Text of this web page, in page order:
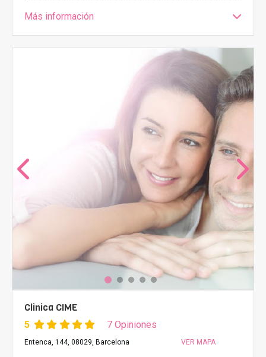
Más información
Clinica CIME
5 7 Opiniones
Entenca, 144, 08029, Barcelona VER MAPA